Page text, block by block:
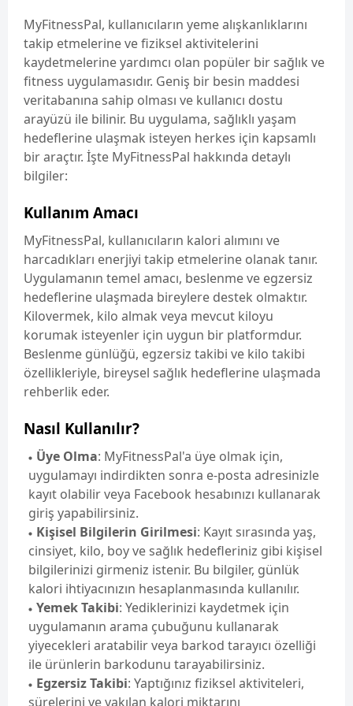
MyFitnessPal, kullanıcıların yeme alışkanlıklarını
takip etmelerine ve fiziksel aktivitelerini
kaydetmelerine yardımcı olan popüler bir sağlık ve
fitness uygulamasıdır. Geniş bir besin maddesi
veritabanına sahip olması ve kullanıcı dostu
arayüzü ile bilinir. Bu uygulama, sağlıklı yaşam
hedeflerine ulaşmak isteyen herkes için kapsamlı
bir araçtır. İşte MyFitnessPal hakkında detaylı
bilgiler:
Kullanım Amacı
MyFitnessPal, kullanıcıların kalori alımını ve
harcadıkları enerjiyi takip etmelerine olanak tanır.
Uygulamanın temel amacı, beslenme ve egzersiz
hedeflerine ulaşmada bireylere destek olmaktır.
Kilovermek, kilo almak veya mevcut kiloyu
korumak isteyenler için uygun bir platformdur.
Beslenme günlüğü, egzersiz takibi ve kilo takibi
özellikleriyle, bireysel sağlık hedeflerine ulaşmada
rehberlik eder.
Nasıl Kullanılır?
Üye Olma: MyFitnessPal'a üye olmak için,
uygulamayı indirdikten sonra e-posta adresinizle
kayıt olabilir veya Facebook hesabınızı kullanarak
giriş yapabilirsiniz.
Kişisel Bilgilerin Girilmesi: Kayıt sırasında yaş,
cinsiyet, kilo, boy ve sağlık hedefleriniz gibi kişisel
bilgilerinizi girmeniz istenir. Bu bilgiler, günlük
kalori ihtiyacınızın hesaplanmasında kullanılır.
Yemek Takibi: Yediklerinizi kaydetmek için
uygulamanın arama çubuğunu kullanarak
yiyecekleri aratabilir veya barkod tarayıcı özelliği
ile ürünlerin barkodunu tarayabilirsiniz.
Egzersiz Takibi: Yaptığınız fiziksel aktiviteleri,
sürelerini ve yakılan kalori miktarını